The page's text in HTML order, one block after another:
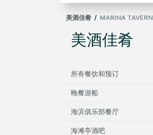
美酒佳肴 / MARINA TAVERN
美酒佳肴
所有餐饮和预订
晚餐游船
海滨俱乐部餐厅
海滩亭酒吧